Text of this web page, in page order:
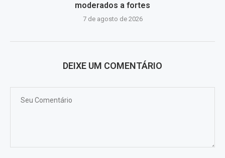
moderados a fortes
7 de agosto de 2026
DEIXE UM COMENTÁRIO